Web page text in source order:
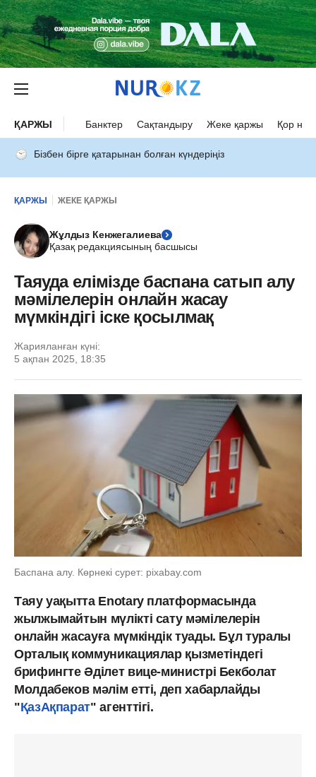
ҚАРЖЫ Банктер Сақтандыру Жеке қаржы Қор
Бізбен бірге қатарынан болған күндеріңіз
ҚАРЖЫ ЖЕКЕ ҚАРЖЫ
Жұлдыз Кенжегалиева
Қазақ редакциясының басшысы
Таяуда елімізде баспана сатып алу
мәмілелерін онлайн жасау
мүмкіндігі іске қосылмақ
Жарияланған күні:
5 ақпан 2025, 18:35
Баспана алу. Көрнекі сурет: pixabay.com
Таяу уақытта Enotary платформасында
жылжымайтын мүлікті сату мәмілелерін
онлайн жасауға мүмкіндік туады. Бұл туралы
Орталық коммуникациялар қызметіндегі
брифингте Әділет вице-министрі Бекболат
Молдабеков мәлім етті, деп хабарлайды
"ҚазАқпарат" агенттігі.